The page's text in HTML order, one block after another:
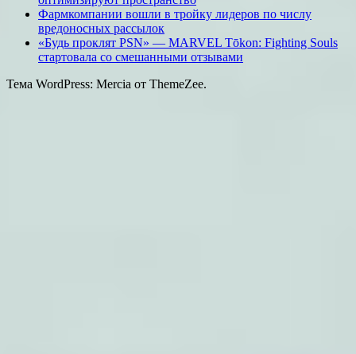
Фармкомпании вошли в тройку лидеров по числу
вредоносных рассылок
«Будь проклят PSN» — MARVEL Tōkon: Fighting Souls
стартовала со смешанными отзывами
Тема WordPress: Mercia от ThemeZee.